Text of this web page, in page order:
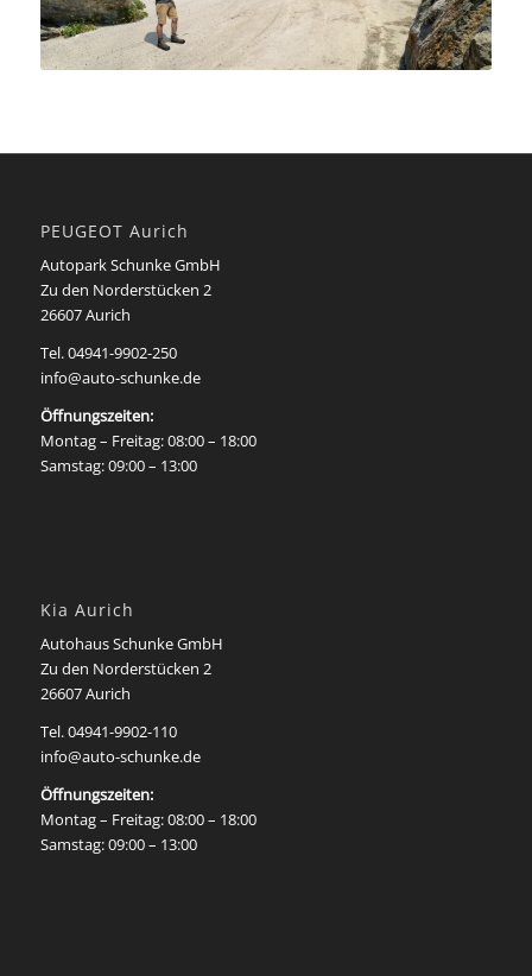
PEUGEOT Aurich
Autopark Schunke GmbH
Zu den Norderstücken 2
26607 Aurich
Tel.04941-9902-250
info@auto-schunke.de
Öffnungszeiten:
Montag – Freitag: 08:00 – 18:00
Samstag: 09:00 – 13:00
Kia Aurich
Autohaus Schunke GmbH
Zu den Norderstücken 2
26607 Aurich
Tel. 04941-9902-110
info@auto-schunke.de
Öffnungszeiten:
Montag – Freitag: 08:00 – 18:00
Samstag: 09:00 – 13:00